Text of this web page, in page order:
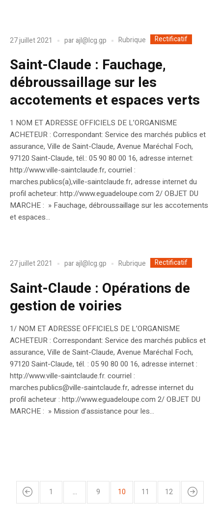
27 juillet 2021 parajl@lcg.gp Rubrique Rectificatif
Saint-Claude : Fauchage,
débroussaillage sur les
accotements et espaces verts
1 NOM ET ADRESSE OFFICIELS DE L’ORGANISME
ACHETEUR : Correspondant: Service des marchés publics et
assurance, Ville de Saint-Claude, Avenue Maréchal Foch,
97120 Saint-Claude, tél.: 05 90 80 00 16, adresse internet:
http://www.ville-saintclaude.fr, courriel :
marches.publics(a),ville-saintclaude.fr, adresse internet du
profil acheteur: http://www.eguadeloupe.com 2/ OBJET DU
MARCHE : » Fauchage, débroussaillage sur les accotements
et espaces...
27 juillet 2021 parajl@lcg.gp Rubrique Rectificatif
Saint-Claude : Opérations de
gestion de voiries
1/ NOM ET ADRESSE OFFICIELS DE L’ORGANISME
ACHETEUR : Correspondant: Service des marchés publics et
assurance, Ville de Saint-Claude, Avenue Maréchal Foch,
97120 Saint-Claude, tél. : 05 90 80 00 16, adresse internet :
http://www.ville-saintclaude.fr. courriel :
marches.publics@ville-saintclaude.fr, adresse internet du
profil acheteur : http://www.eguadeloupe.com 2/ OBJET DU
MARCHE : » Mission d’assistance pour les...
1 … 9 10 11 12